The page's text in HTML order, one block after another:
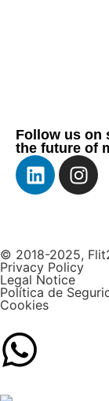
Follow us on
the future of
© 2018-2025,
Privacy Policy
Legal Notice
Política de
Cookies